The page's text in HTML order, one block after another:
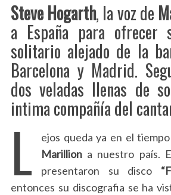
Steve Hogarth, la voz de
a España para ofrecer
solitario alejado de la
Barcelona y Madrid.
dos veladas llenas de
intima compañía del
L
ejos queda ya en el
Marilliona nuestro país.
presentaron su disco
entonces su discografia se ha